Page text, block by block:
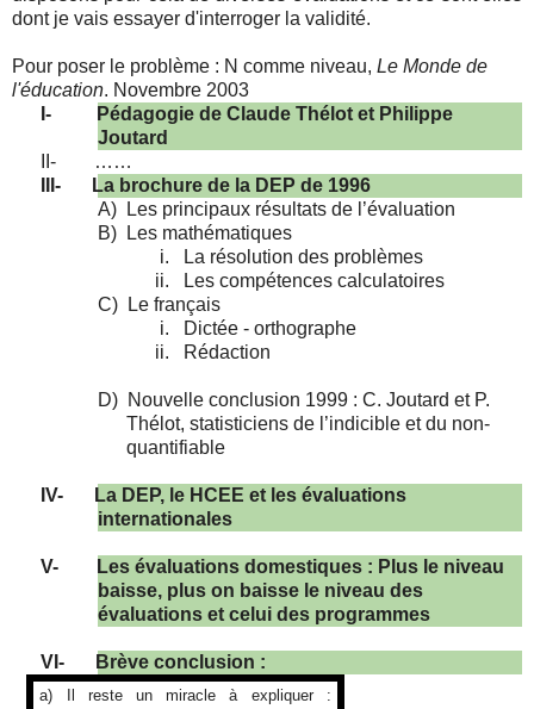
dont je vais essayer d'interroger la validité.
Pour poser le problème : N comme niveau, Le Monde de
l'éducation. Novembre 2003
I-
Pédagogie de Claude Thélot et Philippe
Joutard
II-
……
III-
La brochure de la DEP de 1996
A)
Les principaux résultats de l’évaluation
B)
Les mathématiques
i.
La résolution des problèmes
ii.
Les compétences calculatoires
C)
Le français
i.
Dictée - orthographe
ii.
Rédaction
D) Nouvelle conclusion 1999 : C. Joutard et P.
Thélot, statisticiens de l’indicible et du non-
quantifiable
IV-
La DEP, le HCEE et les évaluations
internationales
V-
Les évaluations domestiques : Plus le niveau
baisse, plus on baisse le niveau des
évaluations et celui des programmes
VI- Brève conclusion :
a) Il reste un miracle à expliquer :